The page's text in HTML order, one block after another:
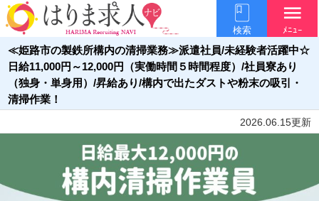
検索
menu
ﾒﾆｭｰ
≪姫路市の製鉄所構内の清掃業務≫派遣社員/未経験者活躍中☆
日給11,000円～12,000円（実働時間５時間程度）/社員寮あり
（独身・単身用）/昇給あり/構内で出たダストや粉末の吸引・
清掃作業！
2026.06.15更新